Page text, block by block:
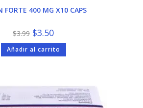
FORTE 400 MG X10 CAPS
$3.99 El
precio
original
era:
$3.99.
$3.50El
precio
actual
es:
$3.50.
Añadir al carrito